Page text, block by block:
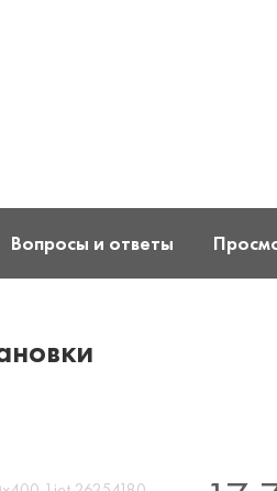
Вопросы и ответы